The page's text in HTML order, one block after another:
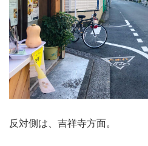
反対側は、吉祥寺方面。